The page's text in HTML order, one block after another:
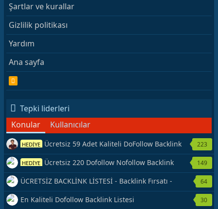
Şartlar ve kurallar
Gizlilik politikası
Yardım
Ana sayfa
S
Tepki liderleri
Konular
Kullanıcılar
HEDİYE Ücretsiz 59 Adet Kaliteli DoFollow Backlink
Kaynağı Veriyorum.
223
HEDİYE Ücretsiz 220 Dofollow Nofollow Backlink
Veriyorum
149
ÜCRETSİZ BACKLİNK LİSTESİ - Backlink Fırsatı -
Hemen Yetiş!
64
En Kaliteli Dofollow Backlink Listesi 30